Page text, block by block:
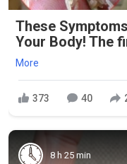
These
Your Body! The
More
373 40
8 h 25 min